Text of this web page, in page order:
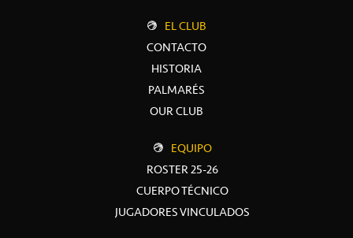
EL CLUB
CONTACTO
HISTORIA
PALMARÉS
OUR CLUB
EQUIPO
ROSTER 25-26
CUERPO TÉCNICO
JUGADORES VINCULADOS